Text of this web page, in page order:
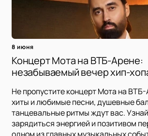
8 июня
Концерт Мота на ВТБ-Арене:
незабываемый вечер хип-
Не пропустите концерт Мота на
хиты и любимые песни, душевные
танцевальные ритмы ждут вас.
зарядиться энергией и позитивом